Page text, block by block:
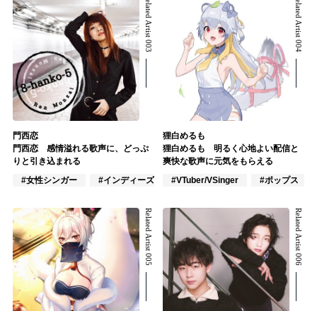
Related Artist 003
門西恋
門西恋 感情溢れる歌声に、どっぷ
りと引き込まれる
#女性シンガー
#インディーズ #アカペラ
Related Artist 004
狸白めるも
狸白めるも 明るく心地よい配信と
爽快な歌声に元気をもらえる
#VTuber/VSinger
#ポップス
Related Artist 005 Related Artist 006